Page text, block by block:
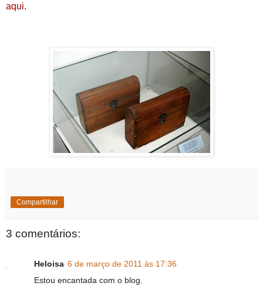
aqui.
Compartilhar
3 comentários:
Heloisa 6 de março de 2011 às 17:36
Estou encantada com o blog.